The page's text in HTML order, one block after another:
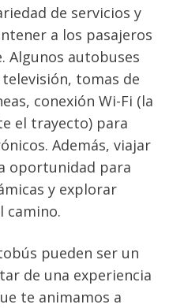
de servicios y
a los pasajeros
Algunos autobuses
tomas de
conexión Wi-Fi (la
el trayecto) para
Además, viajar
oportunidad para
y explorar
camino.
pueden ser un
de una experiencia
te animamos a